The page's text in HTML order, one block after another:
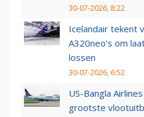
30-07-2026, 8:22
Icelandair tekent
A320neo's om
lossen
30-07-2026, 6:52
US-Bangla
grootste